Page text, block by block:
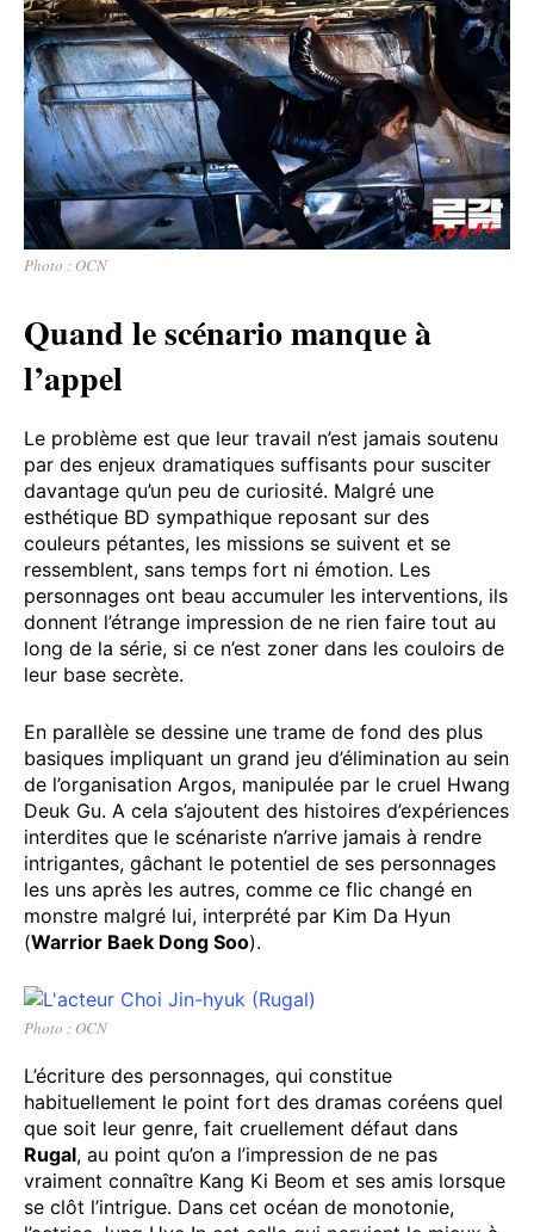
Photo : OCN
Quand le scénario manque à
l’appel
Le problème est que leur travail n’est jamais soutenu
par des enjeux dramatiques suffisants pour susciter
davantage qu’un peu de curiosité. Malgré une
esthétique BD sympathique reposant sur des
couleurs pétantes, les missions se suivent et se
ressemblent, sans temps fort ni émotion. Les
personnages ont beau accumuler les interventions, ils
donnent l’étrange impression de ne rien faire tout au
long de la série, si ce n’est zoner dans les couloirs de
leur base secrète.
En parallèle se dessine une trame de fond des plus
basiques impliquant un grand jeu d’élimination au sein
de l’organisation Argos, manipulée par le cruel Hwang
Deuk Gu. A cela s’ajoutent des histoires d’expériences
interdites que le scénariste n’arrive jamais à rendre
intrigantes, gâchant le potentiel de ses personnages
les uns après les autres, comme ce flic changé en
monstre malgré lui, interprété par Kim Da Hyun
(Warrior Baek Dong Soo).
Photo : OCN
L’écriture des personnages, qui constitue
habituellement le point fort des dramas coréens quel
que soit leur genre, fait cruellement défaut dans
Rugal, au point qu’on a l’impression de ne pas
vraiment connaître Kang Ki Beom et ses amis lorsque
se clôt l’intrigue. Dans cet océan de monotonie,